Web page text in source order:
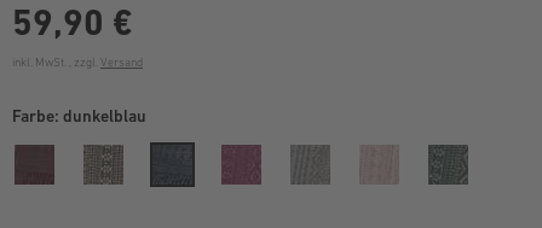
59,90 €
inkl. MwSt. , zzgl. Versand
Farbe: dunkelblau